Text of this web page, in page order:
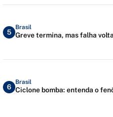
5
Brasil
Greve termina, mas falha
6
Brasil
Ciclone bomba: entenda o